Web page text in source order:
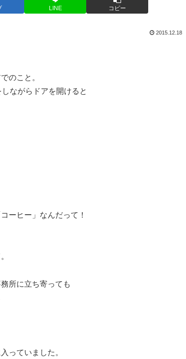
LINE コピー
2015.12.18
のこと。
ながらドアを開けると
ーヒー」なんだって！
。
所に立ち寄っても
っていました。